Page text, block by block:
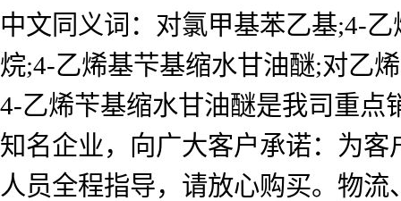
中文同义词：对氯甲基苯乙基;4-
烷;4-乙烯基芐基缩水甘油醚;对乙
4-乙烯苄基缩水甘油醚是我司重
知名企业，向广大客户承诺：为
人员全程指导，请放心购买。物